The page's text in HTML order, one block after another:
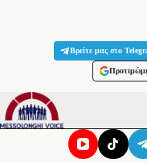
Βρείτε μας στο